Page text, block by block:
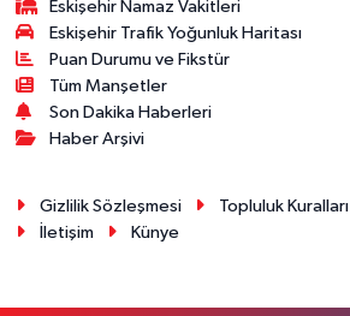
Eskişehir Namaz Vakitleri
Eskişehir Trafik Yoğunluk Haritası
Puan Durumu ve Fikstür
Tüm Manşetler
Son Dakika Haberleri
Haber Arşivi
Gizlilik Sözleşmesi Topluluk Kuralları
İletişim
Künye